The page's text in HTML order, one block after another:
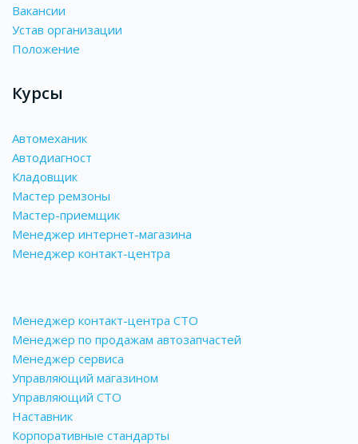
Вакансии
Устав организации
Положение
Курсы
Автомеханик
Автодиагност
Кладовщик
Мастер ремзоны
Мастер-приемщик
Менеджер интернет-магазина
Менеджер контакт-центра
Менеджер контакт-центра СТО
Менеджер по продажам автозапчастей
Менеджер сервиса
Управляющий магазином
Управляющий СТО
Наставник
Корпоративные стандарты